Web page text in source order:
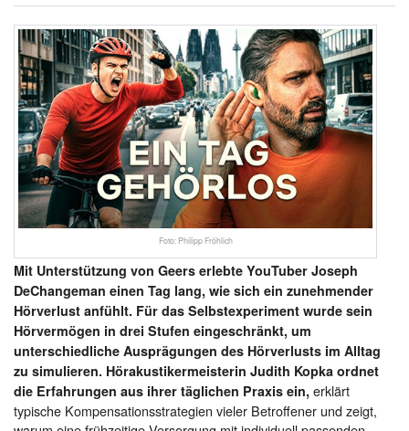
Foto: Philipp Fröhlich
Mit Unterstützung von Geers erlebte YouTuber Joseph
DeChangeman einen Tag lang, wie sich ein zunehmender
Hörverlust anfühlt. Für das Selbstexperiment wurde sein
Hörvermögen in drei Stufen eingeschränkt, um
unterschiedliche Ausprägungen des Hörverlusts im Alltag
zu simulieren. Hörakustikermeisterin Judith Kopka ordnet
die Erfahrungen aus ihrer täglichen Praxis ein, erklärt
typische Kompensationsstrategien vieler Betroffener und zeigt,